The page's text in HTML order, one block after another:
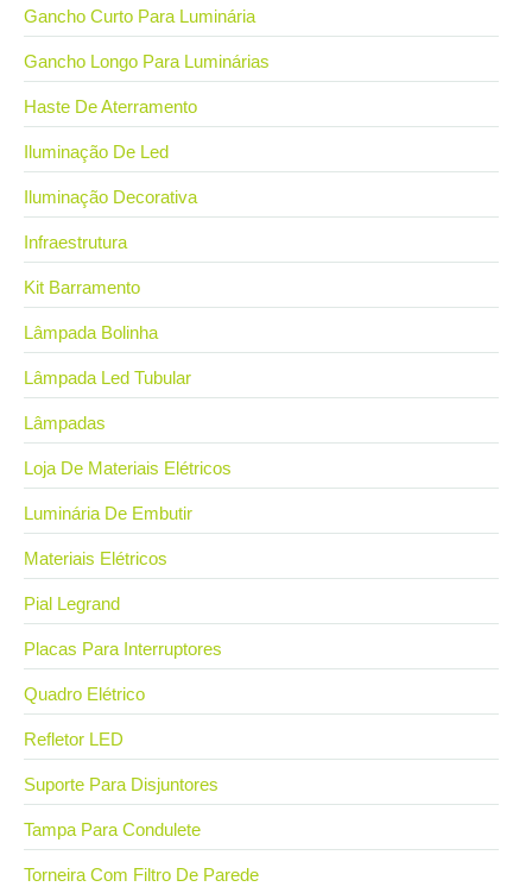
Gancho Curto Para Luminária
Gancho Longo Para Luminárias
Haste De Aterramento
Iluminação De Led
Iluminação Decorativa
Infraestrutura
Kit Barramento
Lâmpada Bolinha
Lâmpada Led Tubular
Lâmpadas
Loja De Materiais Elétricos
Luminária De Embutir
Materiais Elétricos
Pial Legrand
Placas Para Interruptores
Quadro Elétrico
Refletor LED
Suporte Para Disjuntores
Tampa Para Condulete
Torneira Com Filtro De Parede